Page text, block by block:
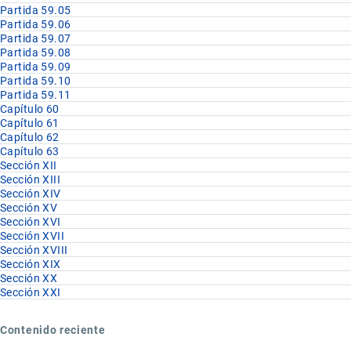
Partida 59.05
Partida 59.06
Partida 59.07
Partida 59.08
Partida 59.09
Partida 59.10
Partida 59.11
Capítulo 60
Capítulo 61
Capítulo 62
Capítulo 63
Sección XII
Sección XIII
Sección XIV
Sección XV
Sección XVI
Sección XVII
Sección XVIII
Sección XIX
Sección XX
Sección XXI
Contenido reciente